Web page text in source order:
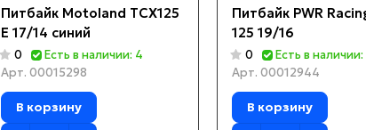
Питбайк Motoland TCX125
E 17/14 синий
0
Есть в наличии: 4
Арт. 00015298
В корзину
Питбайк PWR
125 19/16
0
Есть в наличии:
Арт. 00012944
В корзину